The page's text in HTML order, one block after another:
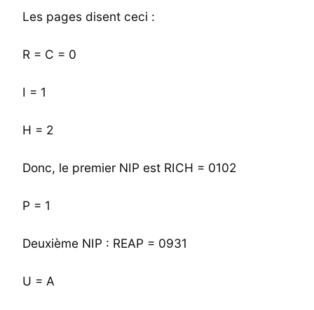
Les pages disent ceci :
R = C = 0
I = 1
H = 2
Donc, le premier NIP est RICH = 0102
P = 1
Deuxième NIP : REAP = 0931
U = A